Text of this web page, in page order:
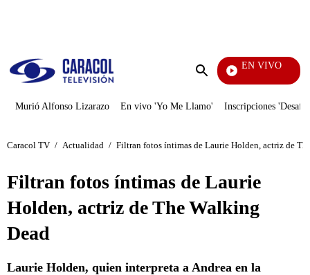
Enviar
EN VIVO
Noticias Caracol
Murió Alfonso Lizarazo En vivo 'Yo Me Llamo' Inscripciones
Caracol TV / Actualidad / Filtran fotos íntimas de Laurie Holden, actriz de
Filtran fotos íntimas de Laurie
Holden, actriz de The Walking
Dead
Laurie Holden, quien interpreta a Andrea en la